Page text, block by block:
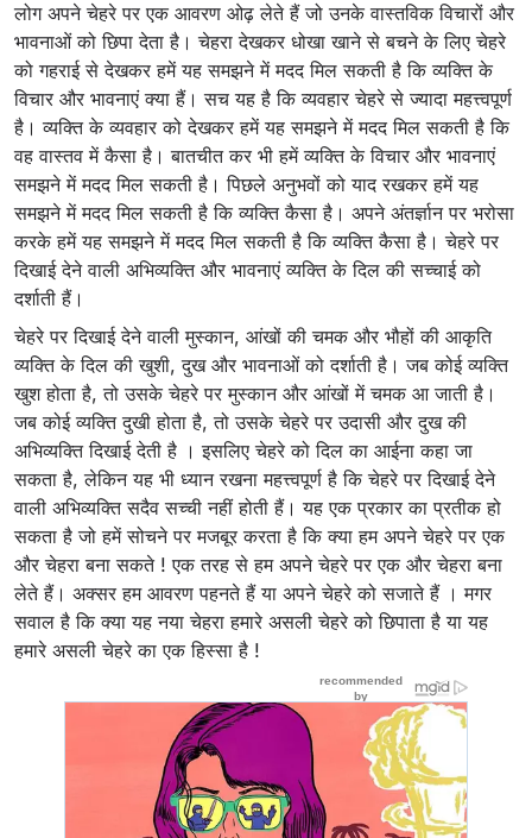
लोग अपने चेहरे पर एक आवरण ओढ़ लेते हैं जो उनके वास्तविक विचारों और
भावनाओं को छिपा देता है। चेहरा देखकर धोखा खाने से बचने के लिए चेहरे
को गहराई से देखकर हमें यह समझने में मदद मिल सकती है कि व्यक्ति के
विचार और भावनाएं क्या हैं। सच यह है कि व्यवहार चेहरे से ज्यादा महत्त्वपूर्ण
है। व्यक्ति के व्यवहार को देखकर हमें यह समझने में मदद मिल सकती है कि
वह वास्तव में कैसा है। बातचीत कर भी हमें व्यक्ति के विचार और भावनाएं
समझने में मदद मिल सकती है। पिछले अनुभवों को याद रखकर हमें यह
समझने में मदद मिल सकती है कि व्यक्ति कैसा है। अपने अंतर्ज्ञान पर भरोसा
करके हमें यह समझने में मदद मिल सकती है कि व्यक्ति कैसा है। चेहरे पर
दिखाई देने वाली अभिव्यक्ति और भावनाएं व्यक्ति के दिल की सच्चाई को
दर्शाती हैं।
चेहरे पर दिखाई देने वाली मुस्कान, आंखों की चमक और भौहों की आकृति
व्यक्ति के दिल की खुशी, दुख और भावनाओं को दर्शाती है। जब कोई व्यक्ति
खुश होता है, तो उसके चेहरे पर मुस्कान और आंखों में चमक आ जाती है।
जब कोई व्यक्ति दुखी होता है, तो उसके चेहरे पर उदासी और दुख की
अभिव्यक्ति दिखाई देती है । इसलिए चेहरे को दिल का आईना कहा जा
सकता है, लेकिन यह भी ध्यान रखना महत्त्वपूर्ण है कि चेहरे पर दिखाई देने
वाली अभिव्यक्ति सदैव सच्ची नहीं होती हैं। यह एक प्रकार का प्रतीक हो
सकता है जो हमें सोचने पर मजबूर करता है कि क्या हम अपने चेहरे पर एक
और चेहरा बना सकते ! एक तरह से हम अपने चेहरे पर एक और चेहरा बना
लेते हैं। अक्सर हम आवरण पहनते हैं या अपने चेहरे को सजाते हैं । मगर
सवाल है कि क्या यह नया चेहरा हमारे असली चेहरे को छिपाता है या यह
हमारे असली चेहरे का एक हिस्सा है !